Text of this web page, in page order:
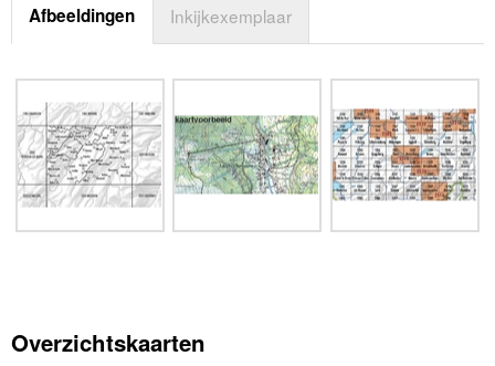
Afbeeldingen Inkijkexemplaar
Overzichtskaarten